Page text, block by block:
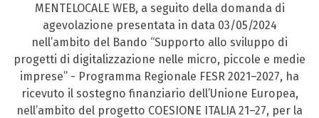
MENTELOCALE WEB, a seguito della domanda di
agevolazione presentata in data 03/05/2024
nell’ambito del Bando “Supporto allo sviluppo di
progetti di digitalizzazione nelle micro, piccole e medie
imprese” - Programma Regionale FESR 2021–2027, ha
ricevuto il sostegno finanziario dell’Unione Europea,
nell’ambito del progetto COESIONE ITALIA 21–27, per la